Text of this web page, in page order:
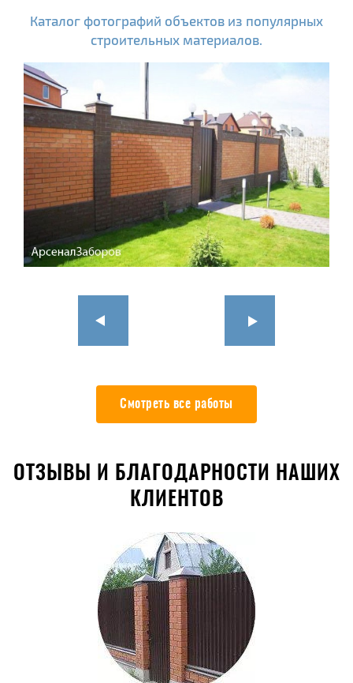
Каталог фотографий объектов из популярных
строительных материалов.
Смотреть все работы
ОТЗЫВЫ И БЛАГОДАРНОСТИ НАШИХ
КЛИЕНТОВ